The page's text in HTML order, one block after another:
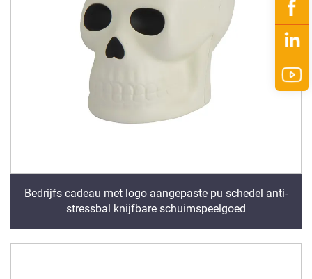
Bedrijfs cadeau met logo aangepaste pu schedel anti-
stressbal knijfbare schuimspeelgoed